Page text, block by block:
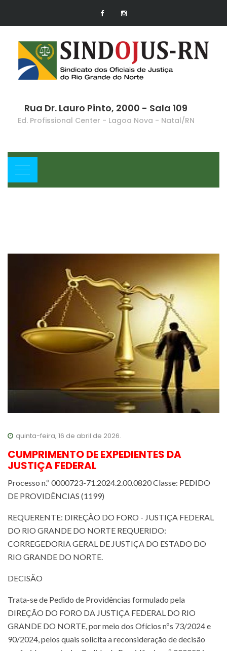
Rua Dr. Lauro Pinto, 2000 - Sala 109
Ed. Profissional Center - Lagoa Nova - Natal/RN
quinta-feira, 16 de abril de 2026.
CUMPRIMENTO DE EXPEDIENTES DA
JUSTIÇA FEDERAL
Processo n.º 0000723-71.2024.2.00.0820 Classe: PEDIDO
DE PROVIDÊNCIAS (1199)
REQUERENTE: DIREÇÃO DO FORO - JUSTIÇA FEDERAL
DO RIO GRANDE DO NORTE REQUERIDO:
CORREGEDORIA GERAL DE JUSTIÇA DO ESTADO DO
RIO GRANDE DO NORTE.
DECISÃO
Trata-se de Pedido de Providências formulado pela
DIREÇÃO DO FORO DA JUSTIÇA FEDERAL DO RIO
GRANDE DO NORTE, por meio dos Ofícios nºs 73/2024 e
90/2024, pelos quais solicita a reconsideração de decisão